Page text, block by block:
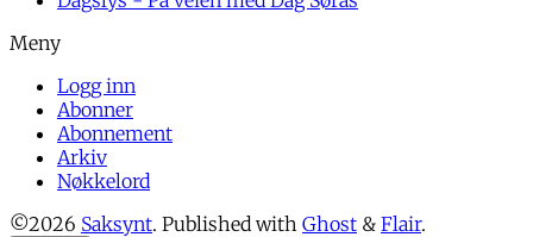
Logg inn
Abonner
Abonnement
Arkiv
Nøkkelord
©2026 Saksynt. Published with Ghost & Flair.